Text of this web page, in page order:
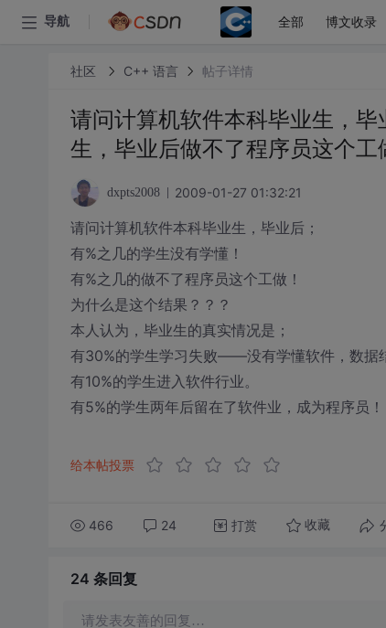
导航 全部 博文收录
社区 C++ 语言 帖子详情
请问计算机软件本科毕业生，
生，毕业后做不了程序员这个工
dxpts2008 2009-01-27 01:32:21
请问计算机软件本科毕业生，毕业后；
有%之几的学生没有学懂！
有%之几的做不了程序员这个工做！
为什么是这个结果？？？
本人认为，毕业生的真实情况是；
有30%的学生学习失败——没有学懂软件，数据
有10%的学生进入软件行业。
有5%的学生两年后留在了软件业，成为程序员！
给本帖投票
466 24 打赏 收藏
24 条回复
请发表友善的回复…